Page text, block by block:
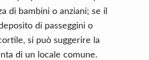
di bambini o anziani; se il
di passeggini o
si può suggerire la
di un locale comune.